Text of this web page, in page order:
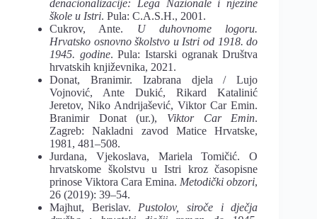
denacionalizacije: Lega Nazionale i njezine
škole u Istri. Pula: C.A.S.H., 2001.
Cukrov, Ante. U duhovnome logoru.
Hrvatsko osnovno školstvo u Istri od 1918. do
1945. godine. Pula: Istarski ogranak Društva
hrvatskih književnika, 2021.
Donat, Branimir. Izabrana djela / Lujo
Vojnović, Ante Dukić, Rikard Katalinić
Jeretov, Niko Andrijašević, Viktor Car Emin.
Branimir Donat (ur.), Viktor Car Emin.
Zagreb: Nakladni zavod Matice Hrvatske,
1981, 481–508.
Jurdana, Vjekoslava, Mariela Tomičić. O
hrvatskome školstvu u Istri kroz časopisne
prinose Viktora Cara Emina. Metodički obzori,
26 (2019): 39–54.
Majhut, Berislav. Pustolov, siroče i dječja